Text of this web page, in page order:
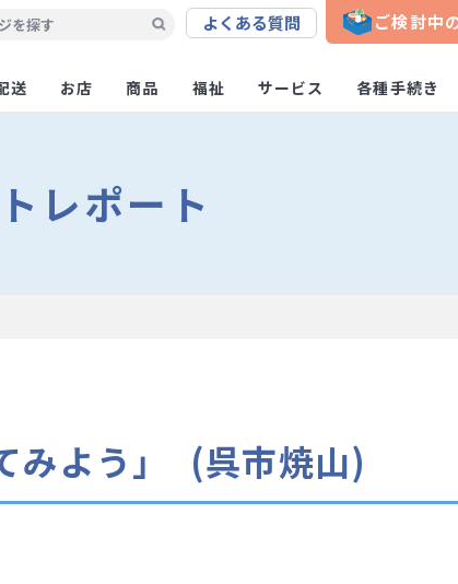
よくある質問 ご検討中
送 お店 商品 福祉 サービス 各種手続き
レポート
みよう」 (呉市焼山)